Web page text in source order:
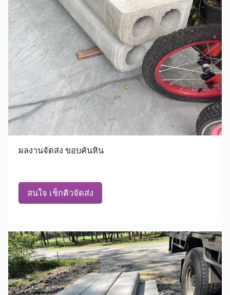
ผลงานจัดส่ง ขอบคันหิน
สนใจ เช็กคิวจัดส่ง